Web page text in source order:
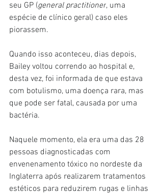
seu GP (general practitioner, uma
espécie de clínico geral) caso eles
piorassem.
Quando isso aconteceu, dias depois,
Bailey voltou correndo ao hospital e,
desta vez, foi informada de que estava
com botulismo, uma doença rara, mas
que pode ser fatal, causada por uma
bactéria.
Naquele momento, ela era uma das 28
pessoas diagnosticadas com
envenenamento tóxico no nordeste da
Inglaterra após realizarem tratamentos
estéticos para reduzirem rugas e linhas